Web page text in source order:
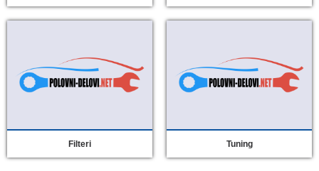
Filteri Tuning